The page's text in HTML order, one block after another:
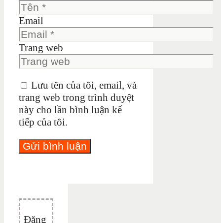
Email
Trang web
Lưu tên của tôi, email, và
trang web trong trình duyệt
này cho lần bình luận kế
tiếp của tôi.
Đăng